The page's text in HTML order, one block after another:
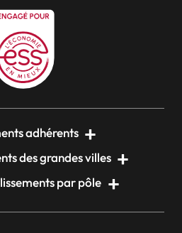
adhérents
des grandes villes
par pôle